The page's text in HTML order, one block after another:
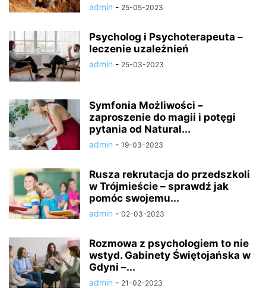
admin - 25-05-2023
Psycholog i Psychoterapeuta –
leczenie uzależnień
admin - 25-03-2023
Symfonia Możliwości –
zaproszenie do magii i potęgi
pytania od Natural...
admin - 19-03-2023
Rusza rekrutacja do przedszkoli
w Trójmieście – sprawdź jak
pomóc swojemu...
admin - 02-03-2023
Rozmowa z psychologiem to nie
wstyd. Gabinety Świętojańska w
Gdyni –...
admin - 21-02-2023